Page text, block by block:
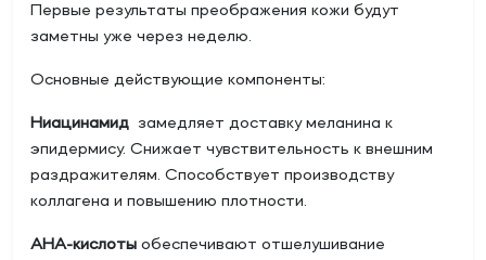
Первые результаты преображения кожи будут
заметны уже через неделю.
Основные действующие компоненты:
Ниацинамид замедляет доставку меланина к
эпидермису. Снижает чувствительность к внешним
раздражителям. Способствует производству
коллагена и повышению плотности.
АНА-кислоты обеспечивают отшелушивание